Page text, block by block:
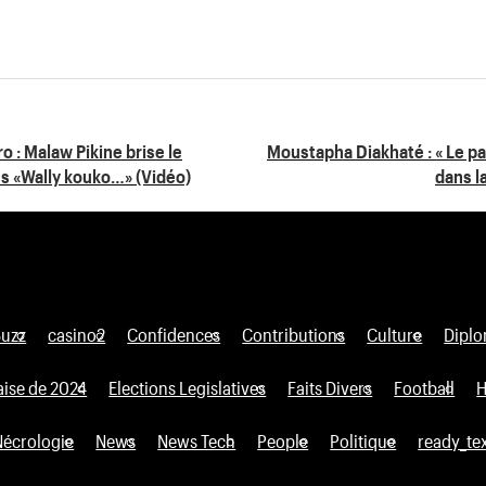
: Malaw Pikine brise le
«Wally kouko…» (Vidéo)
Moustapha Diakhaté : « Le
dans
casino2 Confidences Contributions Culture
de 2024 Elections Legislatives Faits Divers Football
News News Tech People Politique